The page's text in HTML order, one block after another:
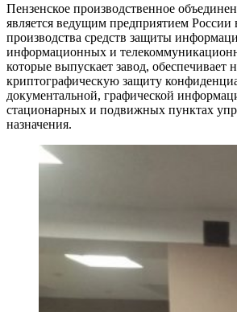
Пензенское производственное
является ведущим предприятием России
производства средств защиты
информационных и
которые выпускает завод, обеспечивает
криптографическую защиту
документальной, графической
стационарных и подвижных пунктах
назначения.